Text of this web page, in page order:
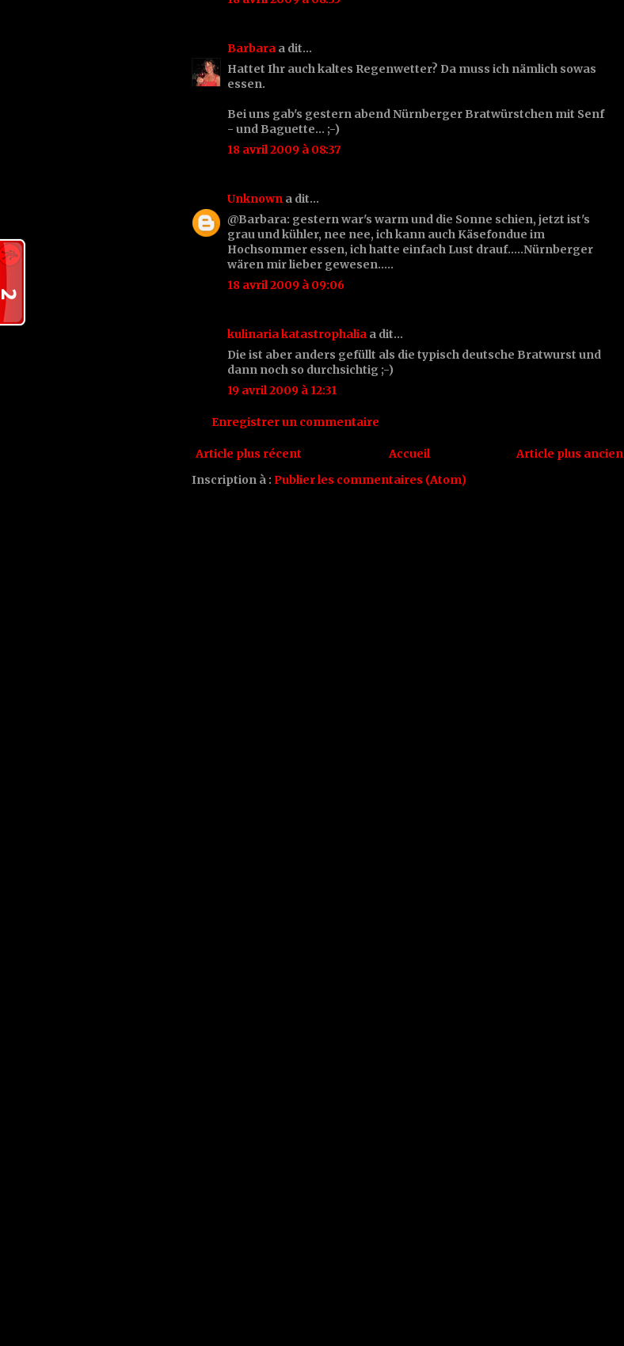
Barbara a dit…
Hattet Ihr auch kaltes Regenwetter? Da muss ich nämlich sowas
essen.
Bei uns gab's gestern abend Nürnberger Bratwürstchen mit Senf
- und Baguette... ;-)
18 avril 2009 à 08:37
Unknown a dit…
@Barbara: gestern war's warm und die Sonne schien, jetzt ist's
grau und kühler, nee nee, ich kann auch Käsefondue im
Hochsommer essen, ich hatte einfach Lust drauf.....Nürnberger
wären mir lieber gewesen.....
18 avril 2009 à 09:06
kulinaria katastrophalia a dit…
Die ist aber anders gefüllt als die typisch deutsche Bratwurst und
dann noch so durchsichtig ;-)
19 avril 2009 à 12:31
Enregistrer un commentaire
Article plus récent Article plus ancien
Accueil
Inscription à : Publier les commentaires (Atom)